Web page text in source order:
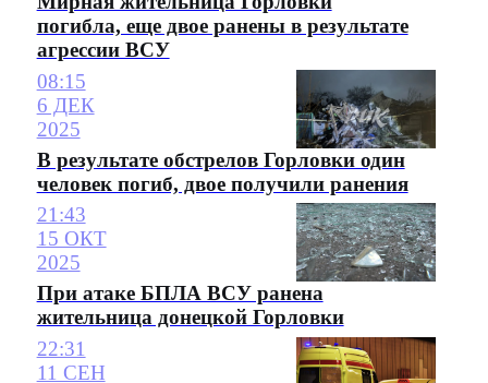
погибла, еще двое ранены в результате
агрессии ВСУ
08:15
6 ДЕК
2025
В результате обстрелов Горловки один
человек погиб, двое получили ранения
21:43
15 ОКТ
2025
При атаке БПЛА ВСУ ранена
жительница донецкой Горловки
22:31
11 СЕН